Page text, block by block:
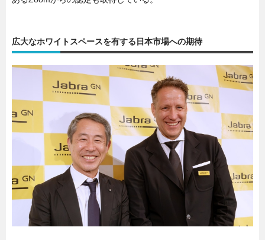
広大なホワイトスペースを有する日本市場への期待